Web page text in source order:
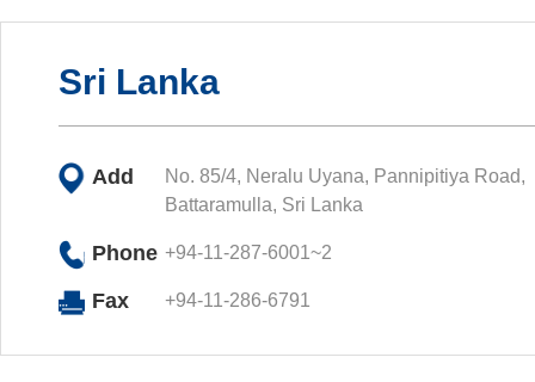
Sri Lanka
Add
No. 85/4, Neralu Uyana, Pannipitiya Road,
Battaramulla, Sri Lanka
Phone +94-11-287-6001~2
Fax +94-11-286-6791